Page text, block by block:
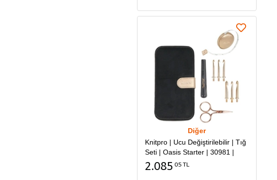
Diğer
Knitpro | Ucu Değiştirilebilir | Tığ
Seti | Oasis Starter | 30981 |
2.085 05 TL